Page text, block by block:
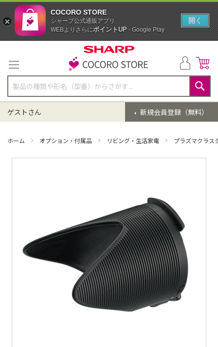
テ
ン
ツ
に
ス
キ
ッ
検
索
新規会員登録（無料）
ゲストさん
ホーム オプション・付属品 リビング・生活家電 プラズマクラス
COCORO STORE
シャープ公式通販アプリ
WEBよりさらにポイントUP- Google Play
開く